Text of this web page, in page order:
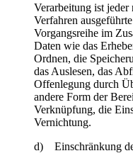
Verarbeitung ist
Verfahren
Vorgangsreihe im
Daten wie das
Ordnen, die
das Auslesen, das
Offenlegung durch
andere Form der
Verknüpfung, die
Vernichtung.
d) Einschränkung